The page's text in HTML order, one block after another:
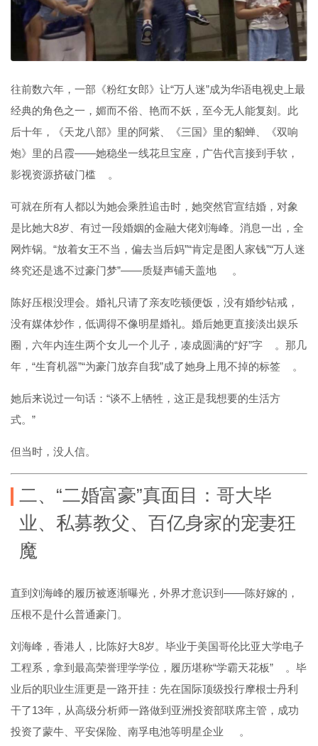
往前数六年，一部《粉红女郎》让“万人迷”成为华语电视史上最
经典的角色之一，媚而不俗、艳而不妖，至今无人能复刻。此
后十年，《天龙八部》里的阿紫、《三国》里的貂蝉、《双响
炮》里的吕霞——她稳坐一线花旦宝座，广告代言接到手软，
影视资源挤破门槛
。
可就在所有人都以为她会乘胜追击时，她突然官宣结婚，对象
是比她大8岁、有过一段婚姻的金融大佬刘海峰。消息一出，全
网炸锅。“放着女王不当，偏去当后妈”“肯定是图人家钱”“万人迷
终究还是逃不过豪门梦”——质疑声铺天盖地
。
陈好压根没理会。婚礼只请了亲友吃顿便饭，没有婚纱钻戒，
没有媒体炒作，低调得不像明星婚礼。婚后她更直接淡出娱乐
圈，六年内连生两个女儿一个儿子，凑成圆满的“好”字
。那几
年，“生育机器”“为豪门放弃自我”成了她身上甩不掉的标签
。
她后来说过一句话：“谈不上牺牲，这正是我想要的生活方
式。”
但当时，没人信。
二、“二婚富豪”真面目：哥大毕
业、私募教父、百亿身家的宠妻狂
魔
直到刘海峰的履历被逐渐曝光，外界才意识到——陈好嫁的，
压根不是什么普通豪门。
刘海峰，香港人，比陈好大8岁。毕业于美国哥伦比亚大学电子
工程系，拿到最高荣誉理学学位，履历堪称“学霸天花板”
。毕
业后的职业生涯更是一路开挂：先在国际顶级投行摩根士丹利
干了13年，从高级分析师一路做到亚洲投资部联席主管，成功
投资了蒙牛、平安保险、南孚电池等明星企业
。